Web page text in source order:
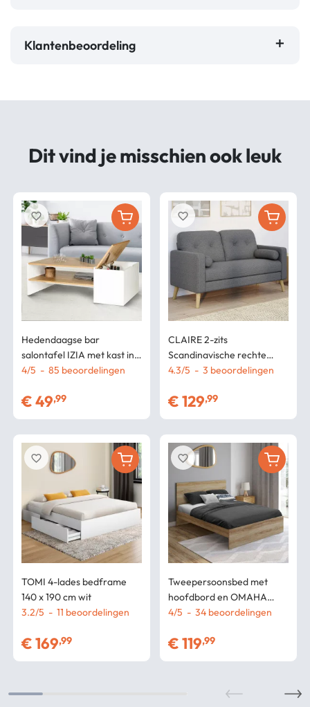
Klantenbeoordeling
Dit vind je misschien ook leuk
Hedendaagse bar
salontafel IZIA met kast in
wit en hout
4/5 - 85 beoordelingen
€49,99
favorite_border
TOMI 4-lades bedframe
140 x 190 cm wit
3.2/5 - 11 beoordelingen
€169,99
favorite_border
CLAIRE 2-zits
Scandinavische rechte
bank in antracietgrijze stof
4.3/5 - 3 beoordelingen
€129,99
favorite_border
Tweepersoonsbed met
hoofdbord en OMAHA
lattenbodem 140x190 cm
4/5 - 34 beoordelingen
€119,99
favorite_border